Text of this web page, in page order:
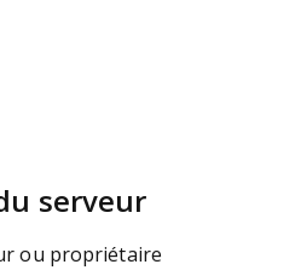
serveur
ou propriétaire